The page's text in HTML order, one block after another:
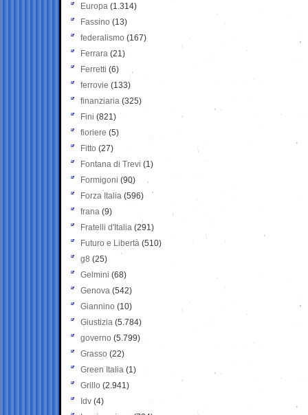
Europa (1.314)
Fassino (13)
federalismo (167)
Ferrara (21)
Ferretti (6)
ferrovie (133)
finanziaria (325)
Fini (821)
fioriere (5)
Fitto (27)
Fontana di Trevi (1)
Formigoni (90)
Forza Italia (596)
frana (9)
Fratelli d'Italia (291)
Futuro e Libertà (510)
g8 (25)
Gelmini (68)
Genova (542)
Giannino (10)
Giustizia (5.784)
governo (5.799)
Grasso (22)
Green Italia (1)
Grillo (2.941)
Idv (4)